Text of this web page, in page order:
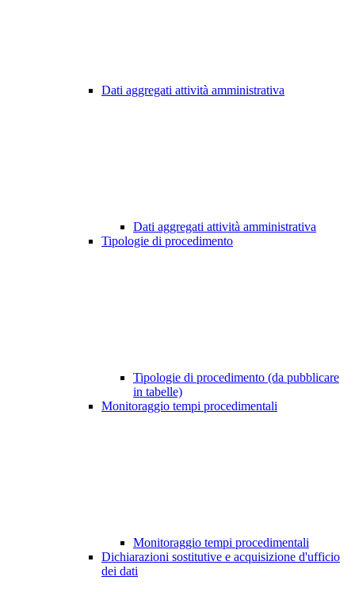
Dati aggregati attività amministrativa
Dati aggregati attività amministrativa
Tipologie di procedimento
Tipologie di procedimento (da pubblicare
in tabelle)
Monitoraggio tempi procedimentali
Monitoraggio tempi procedimentali
Dichiarazioni sostitutive e acquisizione d'ufficio
dei dati